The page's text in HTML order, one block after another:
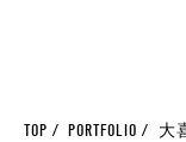
TOP PORTFOLIO 大